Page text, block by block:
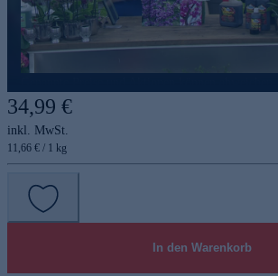
34,99 €
inkl. MwSt.
11,66 € / 1 kg
In den Warenkorb